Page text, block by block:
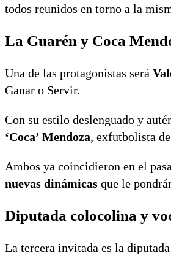
todos reunidos en torno a la
La Guarén y Coca
Una de las protagonistas será
Ganar o Servir.
Con su estilo deslenguado y
‘Coca’ Mendoza, exfutbolista de
Ambos ya coincidieron en el
nuevas dinámicas que le
Diputada colocolina y
La tercera invitada es la diputada